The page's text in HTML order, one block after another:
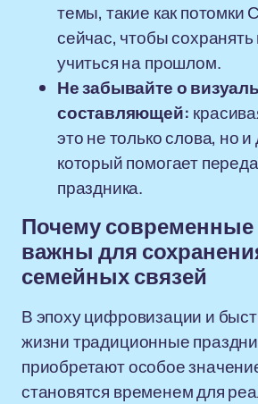
темы, такие как потомки
сейчас, чтобы сохранять
учиться на прошлом.
Не забывайте о
составляющей:
это не только слова, но и
который помогает
праздника.
Почему современные
важны для
семейных связей
В эпоху цифровизации и
жизни традиционные
приобретают особое
становятся временем для